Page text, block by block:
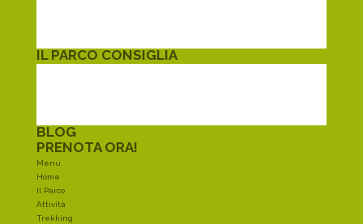
IL PARCO CONSIGLIA
BLOG
PRENOTA ORA!
Menu
Home
Il Parco
Attività
Trekking